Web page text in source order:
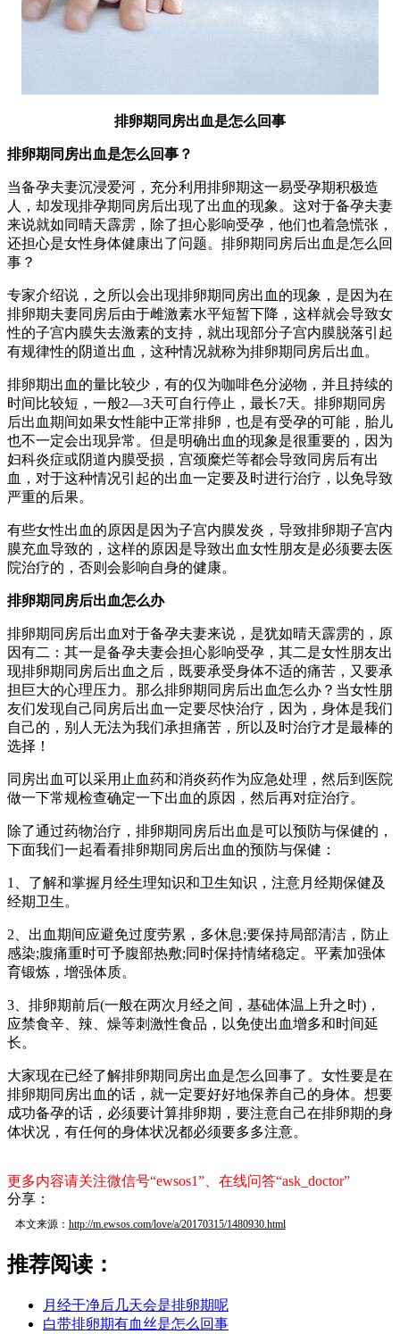
排卵期同房出血是怎么回事
排卵期同房出血是怎么回事？
当备孕夫妻沉浸爱河，充分利用排卵期这一易受孕期积极造
人，却发现排孕期同房后出现了出血的现象。这对于备孕夫妻
来说就如同晴天霹雳，除了担心影响受孕，他们也着急慌张，
还担心是女性身体健康出了问题。排卵期同房后出血是怎么回
事？
专家介绍说，之所以会出现排卵期同房出血的现象，是因为在
排卵期夫妻同房后由于雌激素水平短暂下降，这样就会导致女
性的子宫内膜失去激素的支持，就出现部分子宫内膜脱落引起
有规律性的阴道出血，这种情况就称为排卵期同房后出血。
排卵期出血的量比较少，有的仅为咖啡色分泌物，并且持续的
时间比较短，一般2—3天可自行停止，最长7天。排卵期同房
后出血期间如果女性能中正常排卵，也是有受孕的可能，胎儿
也不一定会出现异常。但是明确出血的现象是很重要的，因为
妇科炎症或阴道内膜受损，宫颈糜烂等都会导致同房后有出
血，对于这种情况引起的出血一定要及时进行治疗，以免导致
严重的后果。
有些女性出血的原因是因为子宫内膜发炎，导致排卵期子宫内
膜充血导致的，这样的原因是导致出血女性朋友是必须要去医
院治疗的，否则会影响自身的健康。
排卵期同房后出血怎么办
排卵期同房后出血对于备孕夫妻来说，是犹如晴天霹雳的，原
因有二：其一是备孕夫妻会担心影响受孕，其二是女性朋友出
现排卵期同房后出血之后，既要承受身体不适的痛苦，又要承
担巨大的心理压力。那么排卵期同房后出血怎么办？当女性朋
友们发现自己同房后出血一定要尽快治疗，因为，身体是我们
自己的，别人无法为我们承担痛苦，所以及时治疗才是最棒的
选择！
同房出血可以采用止血药和消炎药作为应急处理，然后到医院
做一下常规检查确定一下出血的原因，然后再对症治疗。
除了通过药物治疗，排卵期同房后出血是可以预防与保健的，
下面我们一起看看排卵期同房后出血的预防与保健：
1、了解和掌握月经生理知识和卫生知识，注意月经期保健及
经期卫生。
2、出血期间应避免过度劳累，多休息;要保持局部清洁，防止
感染;腹痛重时可予腹部热敷;同时保持情绪稳定。平素加强体
育锻炼，增强体质。
3、排卵期前后(一般在两次月经之间，基础体温上升之时)，
应禁食辛、辣、燥等刺激性食品，以免使出血增多和时间延
长。
大家现在已经了解排卵期同房出血是怎么回事了。女性要是在
排卵期同房出血的话，就一定要好好地保养自己的身体。想要
成功备孕的话，必须要计算排卵期，要注意自己在排卵期的身
体状况，有任何的身体状况都必须要多多注意。
更多内容请关注微信号“ewsos1”、在线问答“ask_doctor”
分享：
本文来源： http://m.ewsos.com/love/a/20170315/1480930.html
推荐阅读：
月经干净后几天会是排卵期呢
白带排卵期有血丝是怎么回事